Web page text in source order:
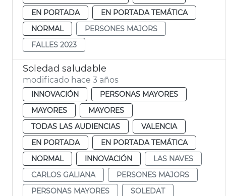
EN PORTADA
EN PORTADA TEMÁTICA
NORMAL
PERSONES MAJORS
FALLES 2023
Soledad saludable
modificado hace 3 años
INNOVACIÓN
PERSONAS MAYORES
MAYORES
MAYORES
TODAS LAS AUDIENCIAS
VALENCIA
EN PORTADA
EN PORTADA TEMÁTICA
NORMAL
INNOVACIÓN
LAS NAVES
CARLOS GALIANA
PERSONES MAJORS
PERSONAS MAYORES
SOLEDAT